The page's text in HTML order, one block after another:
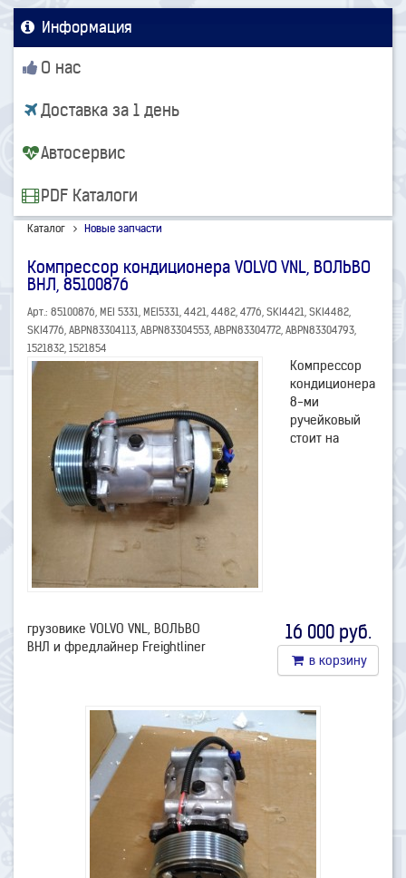
Информация
О нас
Доставка за 1 день
Автосервис
PDF Каталоги
Каталог Новые запчасти
Компрессор кондиционера VOLVO VNL, ВОЛЬВО
ВНЛ, 85100876
Арт.: 85100876, MEI 5331, MEI5331, 4421, 4482, 4776, SKI4421, SKI4482,
SKI4776, ABPN83304113, ABPN83304553, ABPN83304772, ABPN83304793,
1521832, 1521854
16 000 руб.
в корзину
Компрессор
кондиционера
8-ми
ручейковый
стоит на
грузовике VOLVO VNL, ВОЛЬВО
ВНЛ и фредлайнер Freightliner